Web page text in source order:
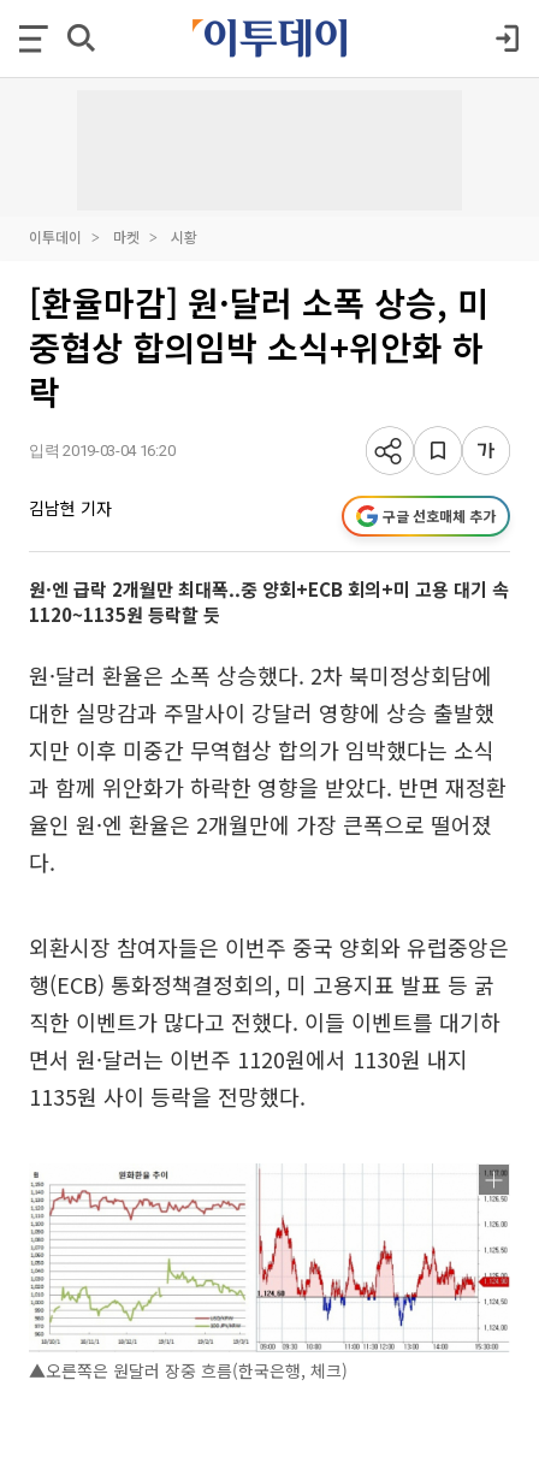
이투데이 마켓 시황
[환율마감] 원·달러 소폭 상승, 미
중협상 합의임박 소식+위안화 하
락
입력 2019-03-04 16:20
김남현 기자 구글 선호매체 추가
원·엔 급락 2개월만 최대폭..중 양회+ECB 회의+미 고용 대기 속
1120~1135원 등락할 듯
원·달러 환율은 소폭 상승했다. 2차 북미정상회담에
대한 실망감과 주말사이 강달러 영향에 상승 출발했
지만 이후 미중간 무역협상 합의가 임박했다는 소식
과 함께 위안화가 하락한 영향을 받았다. 반면 재정환
율인 원·엔 환율은 2개월만에 가장 큰폭으로 떨어졌
다.
외환시장 참여자들은 이번주 중국 양회와 유럽중앙은
행(ECB) 통화정책결정회의, 미 고용지표 발표 등 굵
직한 이벤트가 많다고 전했다. 이들 이벤트를 대기하
면서 원·달러는 이번주 1120원에서 1130원 내지
1135원 사이 등락을 전망했다.
▲오른쪽은 원달러 장중 흐름(한국은행, 체크)